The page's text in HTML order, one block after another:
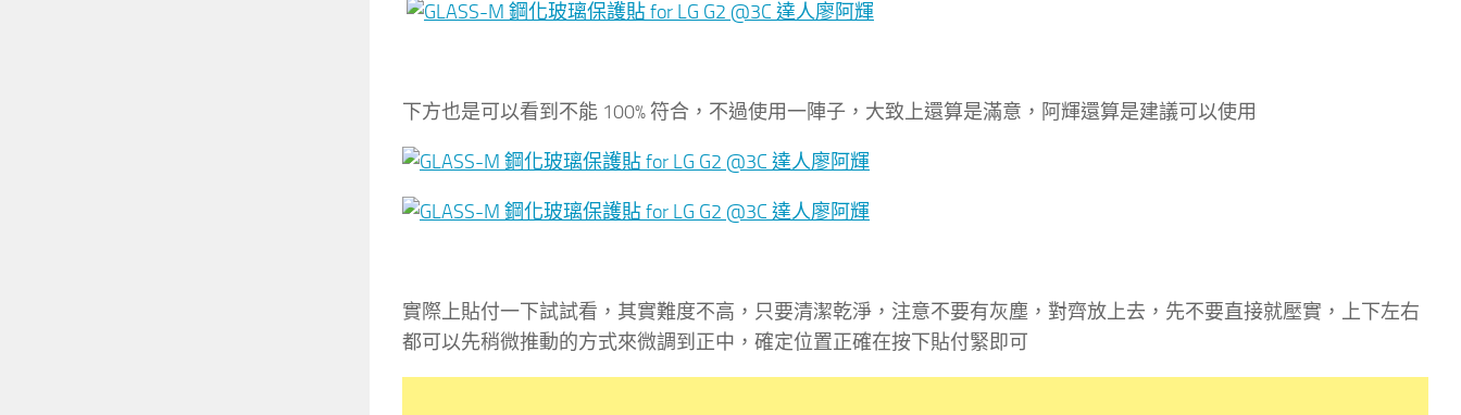
下方也是可以看到不能 100% 符合，不過使用一陣子，大致上還算是滿意，阿輝還算是建議可以使用
實際上貼付一下試試看，其實難度不高，只要清潔乾淨，注意不要有灰塵，對齊放上去，先不要直接就壓實，上下左右
都可以先稍微推動的方式來微調到正中，確定位置正確在按下貼付緊即可